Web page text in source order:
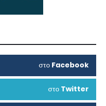
στο Facebook
στο Twitter